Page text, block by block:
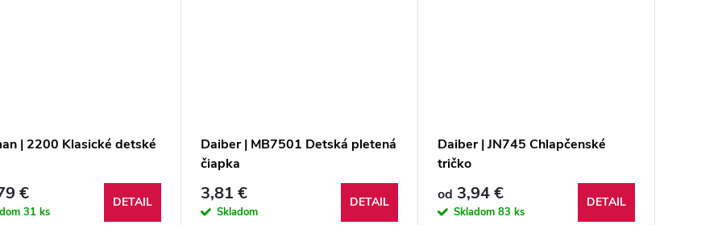
| 2200 Klasické detské
€
31 ks
DETAIL
Daiber | MB7501 Detská pletená
čiapka
3,81 €
Skladom
DETAIL
Daiber | JN745 Chlapčenské
tričko
od 3,94 €
Skladom 83 ks
DETAIL